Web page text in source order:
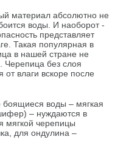
материал абсолютно не
воды. И наоборот -
представляет
Такая популярная в
в нашей стране не
Черепица без слоя
от влаги вскоре после
воды – мягкая
– нуждаются в
мягкой черепицы
для ондулина –